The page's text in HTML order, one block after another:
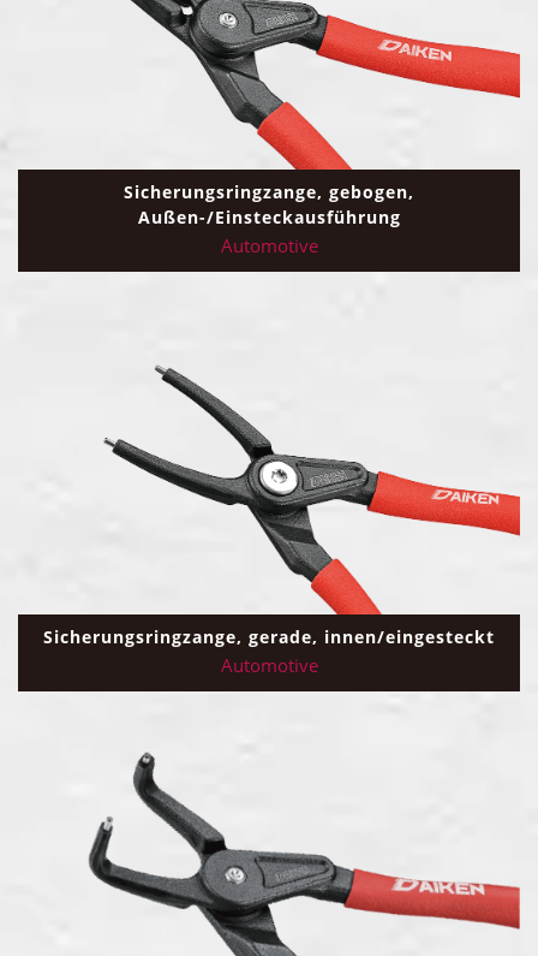
Sicherungsringzange, gebogen,
Außen-/Einsteckausführung
Automotive
Sicherungsringzange, gerade, innen/eingesteckt
Automotive